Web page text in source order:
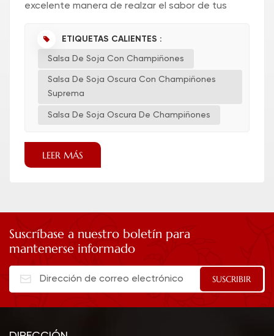
excelente manera de realzar el sabor de tus
ni exceso de sal. Es un...
ETIQUETAS CALIENTES :
Salsa De Soja Con Champiñones
Salsa De Soja Oscura Con Champiñones
Suprema
Salsa De Soja Oscura De Champiñones
LEER MÁS
Suscríbase a nuestro boletín para
mantenerse informado